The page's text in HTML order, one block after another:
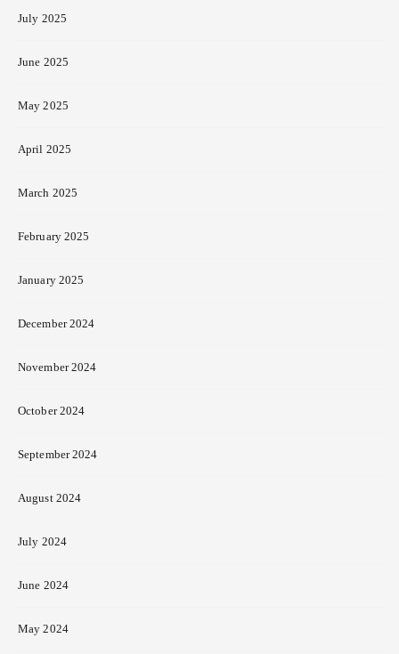
July 2025
June 2025
May 2025
April 2025
March 2025
February 2025
January 2025
December 2024
November 2024
October 2024
September 2024
August 2024
July 2024
June 2024
May 2024